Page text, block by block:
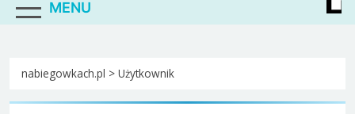
MENU
nabiegowkach.pl > Użytkownik